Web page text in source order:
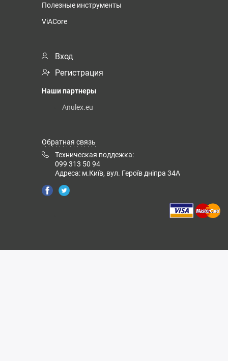
Полезные инструменты
ViACore
Вход
Регистрация
Наши партнеры
Anulex.eu
Обратная связь
Техническая поддежка:
099 313 50 94
Адреса: м.Київ, вул. Героїв дніпра 34А